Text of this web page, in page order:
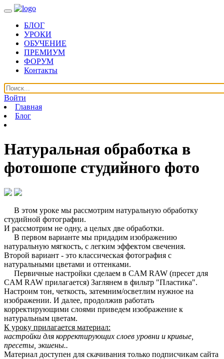
БЛОГ
УРОКИ
ОБУЧЕНИЕ
ПРЕМИУМ
ФОРУМ
Контакты
Войти
Главная
Блог
Натуральная обработка в
фотошопе студийного фото
В этом уроке мы рассмотрим натуральную обработку
студийной фотографии.
И рассмотрим не одну, а целых две обработки.
В первом варианте мы придадим изображению
натуральную мягкость, с легким эффектом свечения.
Второй вариант - это классическая фотография с
натуральными цветами и оттенками.
Первичные настройки сделаем в CAM RAW (пресет для
CAM RAW прилагается) Заглянем в фильтр "Пластика".
Настроим тон, четкость, затемним/осветлим нужное на
изображении. И далее, продолжив работать
корректирующими слоями приведем изображение к
натуральным цветам.
К уроку прилагается материал:
настройки для корректирующихслоев уровни и кривые,
пресеты, экшены..
Материал доступен для скачивания только подписчикам сайта